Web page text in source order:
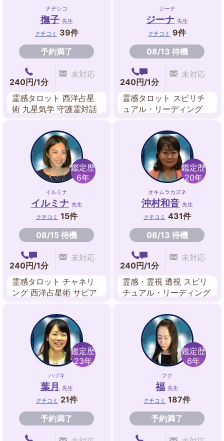
ナデシコ
撫子 先生
クチコミ
39件
予約満了
240円/1分
未対応
霊感タロット 西洋占星
術 九星気学 守護霊対話
ジーナ
ジーナ 先生
クチコミ
9件
08/13 待機
240円/1分
未対応
霊感タロット スピリチ
ュアル・リーディング
トロダイス 霊感・霊視
ペンジュラム
鑑定歴
6年
イルミナ
イルミナ 先生
クチコミ 15件
08/15 待機
240円/1分
未対応
霊感タロット チャネリ
ング 西洋占星術 サビア
推命 陰陽五行 スピリチ
ュアル・リーディング
波動修正
鑑定歴
20年
オキムラカズネ
沖村和音 先生
クチコミ 431件
08/13 待機
240円/1分
未対応
霊感・霊視 透視 スピリ
チュアル・リーディング
ルギーワーク 遠隔ヒー
リング 波動修正
鑑定歴
23年
ハヅキ
葉月 先生
クチコミ
21件
予約満了
鑑定歴
6年
フク
福 先生
クチコミ
187件
予約満了